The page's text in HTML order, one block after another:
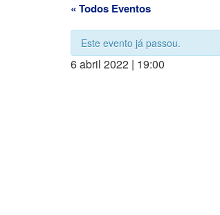
« Todos Eventos
Este evento já passou.
6 abril 2022 | 19:00